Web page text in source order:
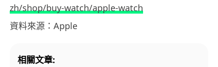
zh/shop/buy-watch/apple-watch
資料來源：Apple
相關文章: